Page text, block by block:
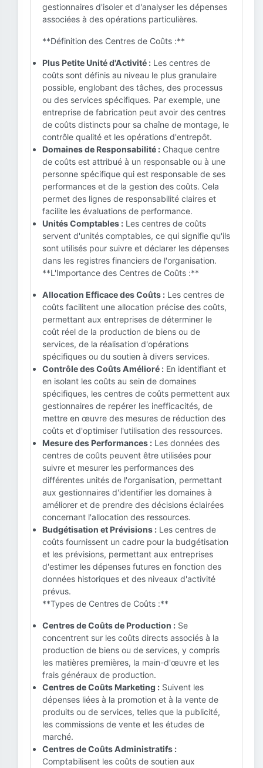
gestionnaires d'isoler et d'analyser les dépenses
associées à des opérations particulières.
**Définition des Centres de Coûts :**
Plus Petite Unité d'Activité : Les centres de
coûts sont définis au niveau le plus granulaire
possible, englobant des tâches, des processus
ou des services spécifiques. Par exemple, une
entreprise de fabrication peut avoir des centres
de coûts distincts pour sa chaîne de montage, le
contrôle qualité et les opérations d'entrepôt.
Domaines de Responsabilité : Chaque centre
de coûts est attribué à un responsable ou à une
personne spécifique qui est responsable de ses
performances et de la gestion des coûts. Cela
permet des lignes de responsabilité claires et
facilite les évaluations de performance.
Unités Comptables : Les centres de coûts
servent d'unités comptables, ce qui signifie qu'ils
sont utilisés pour suivre et déclarer les dépenses
dans les registres financiers de l'organisation.
**L'Importance des Centres de Coûts :**
Allocation Efficace des Coûts : Les centres de
coûts facilitent une allocation précise des coûts,
permettant aux entreprises de déterminer le
coût réel de la production de biens ou de
services, de la réalisation d'opérations
spécifiques ou du soutien à divers services.
Contrôle des Coûts Amélioré : En identifiant et
en isolant les coûts au sein de domaines
spécifiques, les centres de coûts permettent aux
gestionnaires de repérer les inefficacités, de
mettre en œuvre des mesures de réduction des
coûts et d'optimiser l'utilisation des ressources.
Mesure des Performances : Les données des
centres de coûts peuvent être utilisées pour
suivre et mesurer les performances des
différentes unités de l'organisation, permettant
aux gestionnaires d'identifier les domaines à
améliorer et de prendre des décisions éclairées
concernant l'allocation des ressources.
Budgétisation et Prévisions : Les centres de
coûts fournissent un cadre pour la budgétisation
et les prévisions, permettant aux entreprises
d'estimer les dépenses futures en fonction des
données historiques et des niveaux d'activité
prévus.
**Types de Centres de Coûts :**
Centres de Coûts de Production : Se
concentrent sur les coûts directs associés à la
production de biens ou de services, y compris
les matières premières, la main-d'œuvre et les
frais généraux de production.
Centres de Coûts Marketing : Suivent les
dépenses liées à la promotion et à la vente de
produits ou de services, telles que la publicité,
les commissions de vente et les études de
marché.
Centres de Coûts Administratifs :
Comptabilisent les coûts de soutien aux